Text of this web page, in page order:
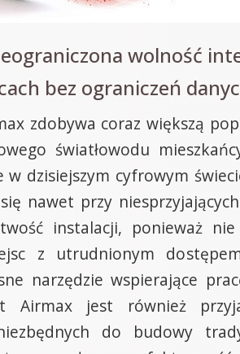
wolność
bez ograniczeń
zdobywa coraz większą
światłowodu
dzisiejszym cyfrowym
nawet przy
instalacji, ponieważ
z utrudnionym
narzędzie wspierające
Airmax jest również
do budowy